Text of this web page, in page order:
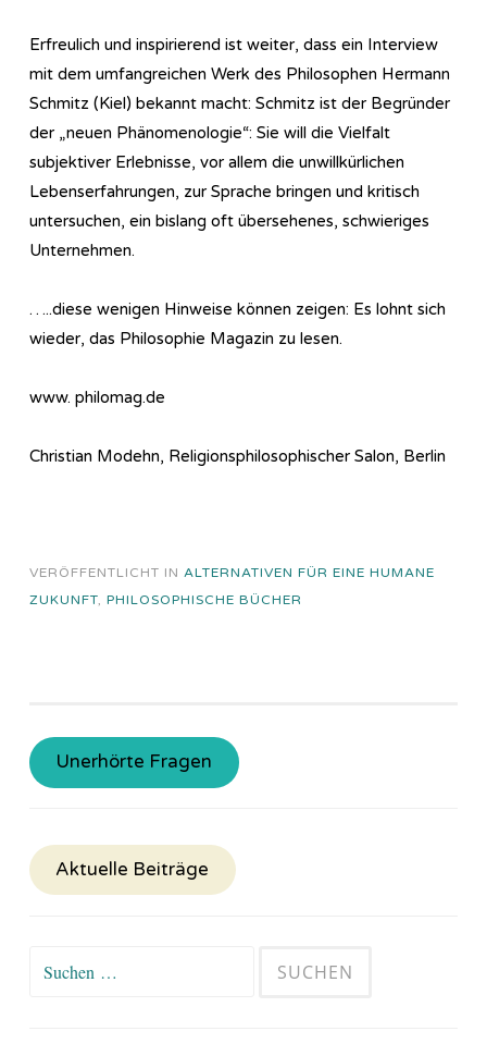
Erfreulich und inspirierend ist weiter, dass ein Interview
mit dem umfangreichen Werk des Philosophen Hermann
Schmitz (Kiel) bekannt macht: Schmitz ist der Begründer
der „neuen Phänomenologie“: Sie will die Vielfalt
subjektiver Erlebnisse, vor allem die unwillkürlichen
Lebenserfahrungen, zur Sprache bringen und kritisch
untersuchen, ein bislang oft übersehenes, schwieriges
Unternehmen.
…..diese wenigen Hinweise können zeigen: Es lohnt sich
wieder, das Philosophie Magazin zu lesen.
www. philomag.de
Christian Modehn, Religionsphilosophischer Salon, Berlin
VERÖFFENTLICHT IN ALTERNATIVEN FÜR EINE HUMANE
ZUKUNFT, PHILOSOPHISCHE BÜCHER
Unerhörte Fragen
Aktuelle Beiträge
Suchen